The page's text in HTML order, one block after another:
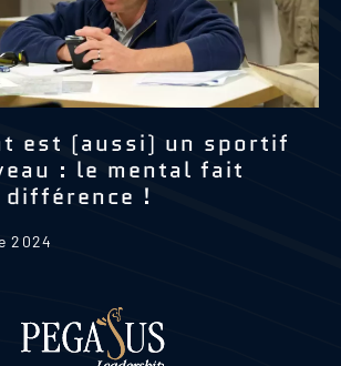
est (aussi) un sportif
: le mental fait
!
2024